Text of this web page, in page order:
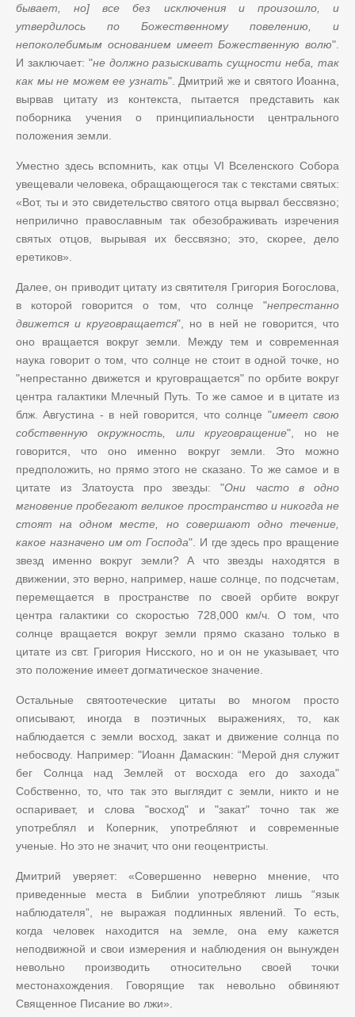
бывает, но] все без исключения и произошло, и
утвердилось по Божественному повелению, и
непоколебимым основанием имеет Божественную волю".
И заключает: "не должно разыскивать сущности неба, так
как мы не можем ее узнать". Дмитрий же и святого Иоанна,
вырвав цитату из контекста, пытается представить как
поборника учения о принципиальности центрального
положения земли.
Уместно здесь вспомнить, как отцы VI Вселенского Собора
увещевали человека, обращающегося так с текстами святых:
«Вот, ты и это свидетельство святого отца вырвал бессвязно;
неприлично православным так обезображивать изречения
святых отцов, вырывая их бессвязно; это, скорее, дело
еретиков».
Далее, он приводит цитату из святителя Григория Богослова,
в которой говорится о том, что солнце "непрестанно
движется и круговращается", но в ней не говорится, что
оно вращается вокруг земли. Между тем и современная
наука говорит о том, что солнце не стоит в одной точке, но
"непрестанно движется и круговращается" по орбите вокруг
центра галактики Млечный Путь. То же самое и в цитате из
блж. Августина - в ней говорится, что солнце "имеет свою
собственную окружность, или круговращение", но не
говорится, что оно именно вокруг земли. Это можно
предположить, но прямо этого не сказано. То же самое и в
цитате из Златоуста про звезды: "Они часто в одно
мгновение пробегают великое пространство и никогда не
стоят на одном месте, но совершают одно течение,
какое назначено им от Господа". И где здесь про вращение
звезд именно вокруг земли? А что звезды находятся в
движении, это верно, например, наше солнце, по подсчетам,
перемещается в пространстве по своей орбите вокруг
центра галактики со скоростью 728,000 км/ч. О том, что
солнце вращается вокруг земли прямо сказано только в
цитате из свт. Григория Нисского, но и он не указывает, что
это положение имеет догматическое значение.
Остальные святоотеческие цитаты во многом просто
описывают, иногда в поэтичных выражениях, то, как
наблюдается с земли восход, закат и движение солнца по
небосводу. Например: "Иоанн Дамаскин: “Мерой дня служит
бег Солнца над Землей от восхода его до захода"
Собственно, то, что так это выглядит с земли, никто и не
оспаривает, и слова "восход" и "закат" точно так же
употреблял и Коперник, употребляют и современные
ученые. Но это не значит, что они геоцентристы.
Дмитрий уверяет: «Совершенно неверно мнение, что
приведенные места в Библии употребляют лишь “язык
наблюдателя”, не выражая подлинных явлений. То есть,
когда человек находится на земле, она ему кажется
неподвижной и свои измерения и наблюдения он вынужден
невольно производить относительно своей точки
местонахождения. Говорящие так невольно обвиняют
Священное Писание во лжи».